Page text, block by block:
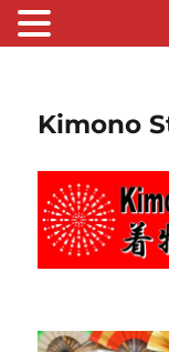
Kimono